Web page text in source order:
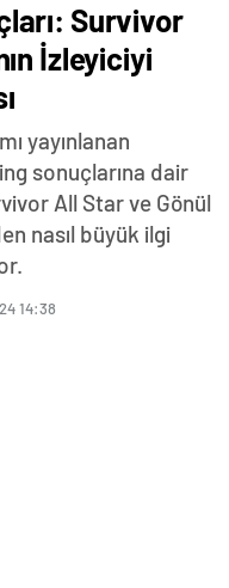
Survivor
İzleyiciyi
yayınlanan
sonuçlarına dair
All Star ve Gönül
nasıl büyük ilgi
14:38